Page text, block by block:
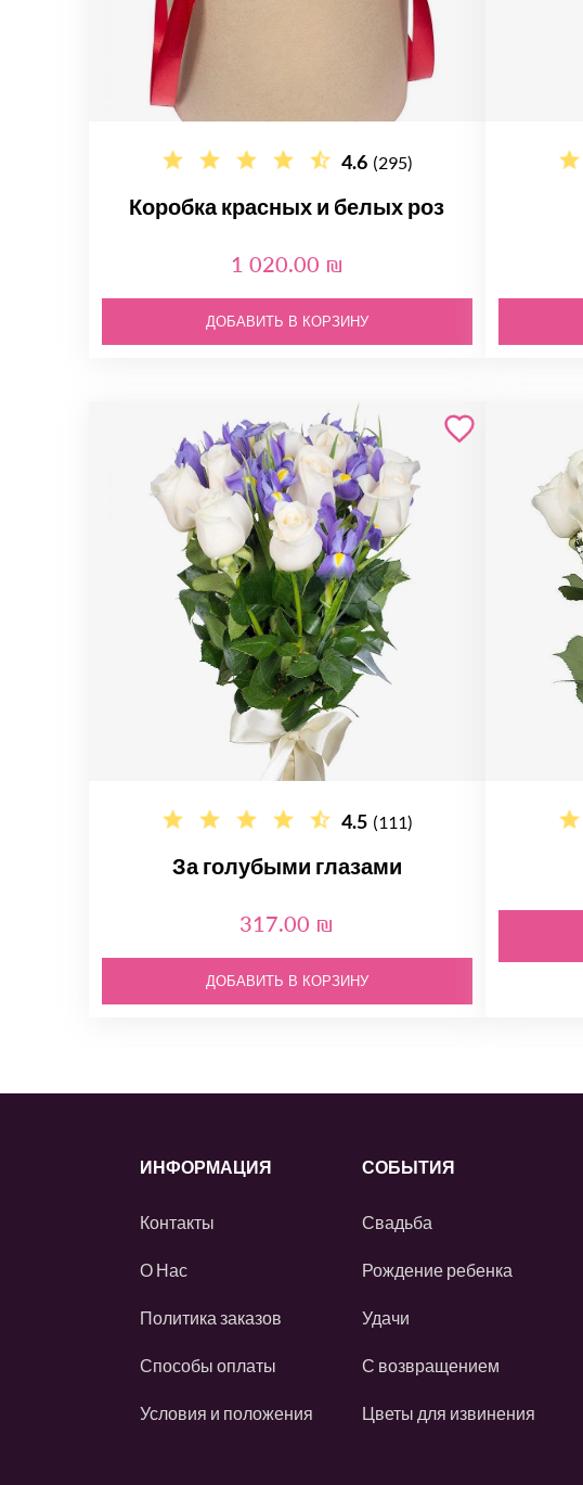
4.6 (295)
Коробка красных и белых роз
1 020.00 ₪
ДОБАВИТЬ В КОРЗИНУ
4.5 (111)
За голубыми глазами
317.00 ₪
ДОБАВИТЬ В КОРЗИНУ
ИНФОРМАЦИЯ
Контакты
О Нас
Политика заказов
Способы оплаты
Условия и положения
СОБЫТИЯ
Свадьба
Рождение ребенка
Удачи
С возвращением
Цветы для извинения